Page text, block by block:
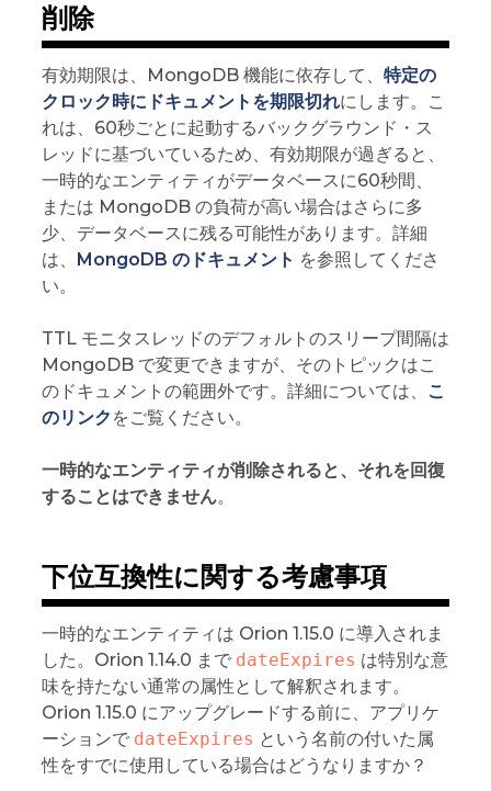
削除
有効期限は、MongoDB 機能に依存して、 特定の
クロック時にドキュメントを期限切れにします。こ
れは、60秒ごとに起動するバックグラウンド・ス
レッドに基づいているため、有効期限が過ぎると、
一時的なエンティティがデータベースに60秒間、
または MongoDB の負荷が高い場合はさらに多
少、データベースに残る可能性があります。詳細
は、 MongoDB のドキュメント を参照してくださ
い。
TTL モニタスレッドのデフォルトのスリープ間隔は
MongoDB で変更できますが、そのトピックはこ
のドキュメントの範囲外です。詳細については、
こ
のリンク をご覧ください。
一時的なエンティティが削除されると、それを回復
することはできません。
下位互換性に関する考慮事項
一時的なエンティティは Orion 1.15.0 に導入されま
した。Orion 1.14.0 まで dateExpires は特別な意
味を持たない通常の属性として解釈されます。
Orion 1.15.0 にアップグレードする前に、アプリケ
ーションで dateExpires という名前の付いた属
性をすでに使用している場合はどうなりますか？